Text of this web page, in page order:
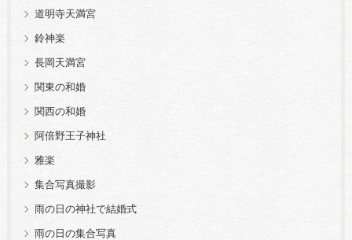
道明寺天満宮
鈴神楽
長岡天満宮
関東の和婚
関西の和婚
阿倍野王子神社
雅楽
集合写真撮影
雨の日の神社で結婚式
雨の日の集合写真